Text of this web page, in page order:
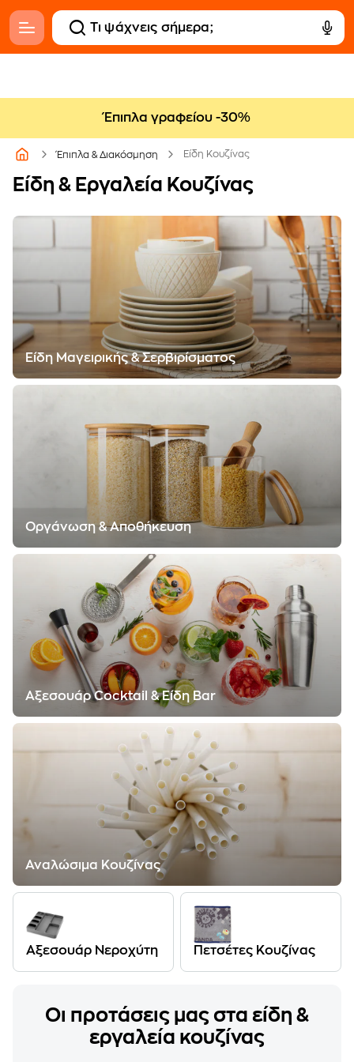
Έπιπλα γραφείου -30%
Έπιπλα & Διακόσμηση Είδη Κουζίνας
Είδη & Εργαλεία Κουζίνας
Είδη Μαγειρικής & Σερβιρίσματος
Οργάνωση & Αποθήκευση
Αξεσουάρ Cocktail & Είδη Bar
Αναλώσιμα Κουζίνας
Αξεσουάρ Νεροχύτη Πετσέτες Κουζίνας
Οι προτάσεις μας στα είδη &
εργαλεία κουζίνας